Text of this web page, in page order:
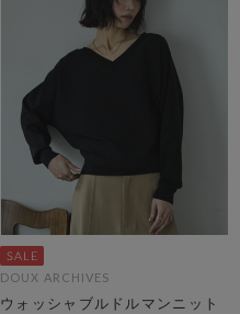
DOUX ARCHIVES
ウォッシャブルドルマンニット